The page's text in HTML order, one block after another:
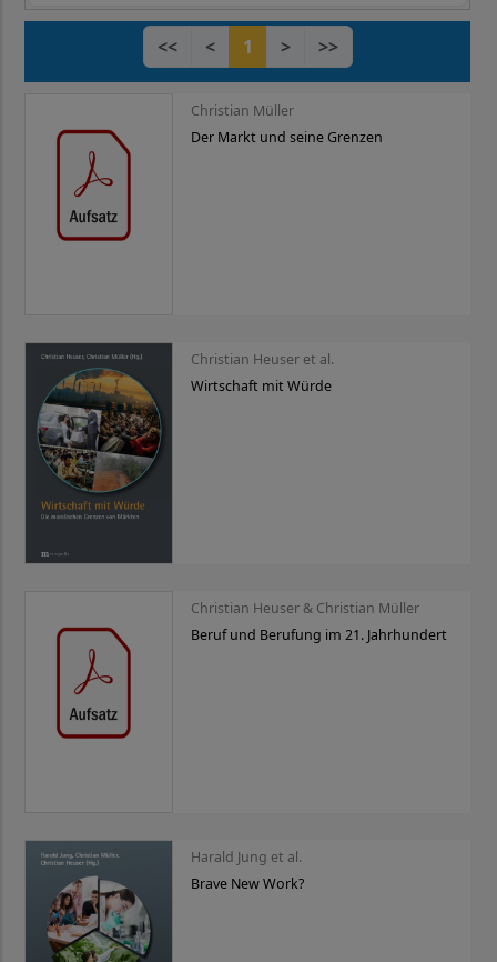
<< < 1 > >>
Christian Müller
Der Markt und seine Grenzen
Christian Heuser et al.
Wirtschaft mit Würde
Christian Heuser & Christian Müller
Beruf und Berufung im 21. Jahrhundert
Harald Jung et al.
Brave New Work?